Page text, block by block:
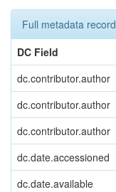
Full metadata record
DC Field
dc.contributor.author
dc.contributor.author
dc.contributor.author
dc.date.accessioned
dc.date.available